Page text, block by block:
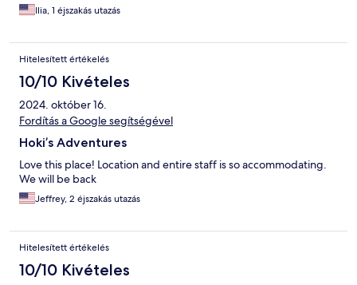
Ilia, 1 éjszakás utazás
Hitelesített értékelés
10/10 Kivételes
2024. október 16.
Fordítás a Google segítségével
Hoki’s Adventures
Love this place! Location and entire staff is so accommodating.
We will be back
Jeffrey, 2 éjszakás utazás
Hitelesített értékelés
10/10 Kivételes